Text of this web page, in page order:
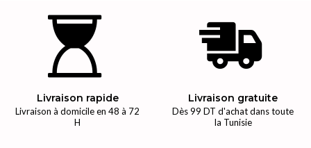
Livraison rapide
Livraison à domicile en 48 à 72
H
Livraison gratuite
Dès 99 DT d'achat dans toute
la Tunisie